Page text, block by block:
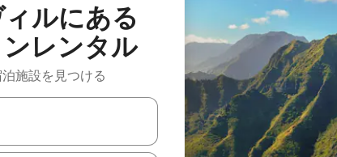
ルにある
レンタル
施設を見つける
、上下の矢印キーを使って移動するか、画面をタッチまたはス